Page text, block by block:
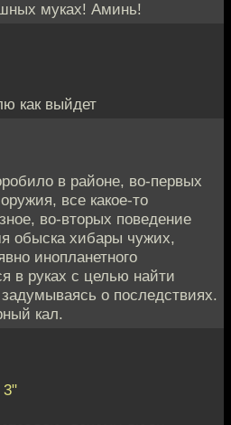
муках! Аминь!
как выйдет
в районе, во-первых
все какое-то
во-вторых поведение
обыска хибары чужих,
инопланетного
в руках с целью найти
о последствиях.
кал.
3"